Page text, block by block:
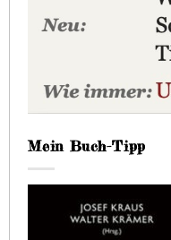
Mein Buch-Tipp